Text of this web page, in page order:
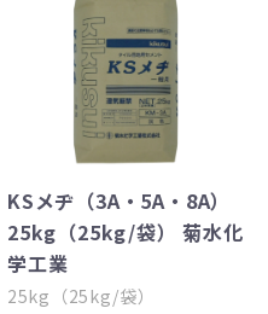
KSメヂ（3A・5A・8A）
25kg（25kg/袋） 菊水化
学工業
25kg（25kg/袋）